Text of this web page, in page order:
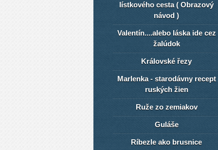
lístkového cesta ( Obrazový
návod )
Valentín....alebo láska ide cez
žalúdok
Královské řezy
Marlenka - starodávny recept
ruských žien
Ruže zo zemiakov
Guláše
Ríbezle ako brusnice